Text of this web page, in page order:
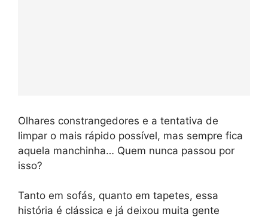
Olhares constrangedores e a tentativa de
limpar o mais rápido possível, mas sempre fica
aquela manchinha… Quem nunca passou por
isso?
Tanto em sofás, quanto em tapetes, essa
história é clássica e já deixou muita gente